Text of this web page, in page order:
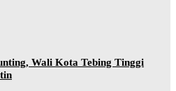
Wali Kota Tebing Tinggi